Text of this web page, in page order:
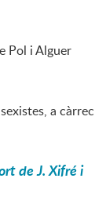
Pol i Alguer
a càrrec
de J. Xifré i